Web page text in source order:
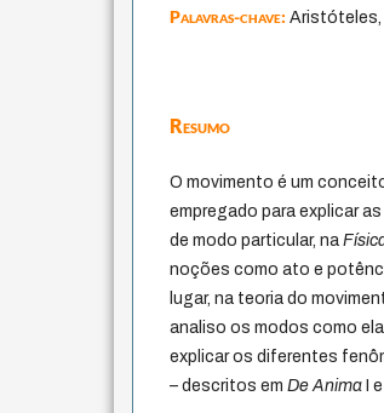
Palavras-chave:Aristóteles,
Resumo
O movimento é um
empregado para explicar
de modo particular, na
noções como ato e
lugar, na teoria do
analiso os modos como
explicar os diferentes
– descritos emDe Anima I e